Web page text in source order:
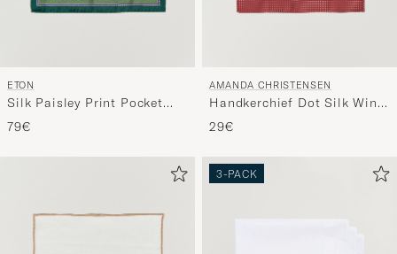
ETON
Silk Paisley Print Pocket
Square Green
79€
AMANDA CHRISTENSEN
Handkerchief Dot Silk Wine
Red
29€
3-PACK